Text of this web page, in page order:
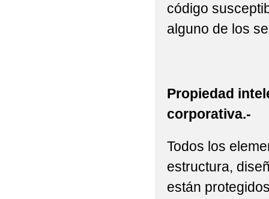
código
alguno de los
Propiedad
corporativa.-
Todos los
estructura,
están